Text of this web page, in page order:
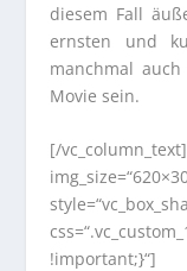
diesem Fall
ernsten und
manchmal
Movie sein.
[/
!important;}“]